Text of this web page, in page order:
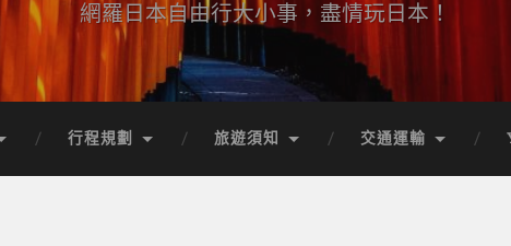
網羅日本自由行大小事，盡情玩日本！
行程規劃 旅遊須知 交通運輸